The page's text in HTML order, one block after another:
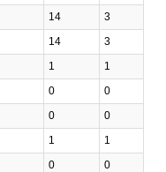
14 3
14 3
1 1
0 0
0 0
1 1
0 0